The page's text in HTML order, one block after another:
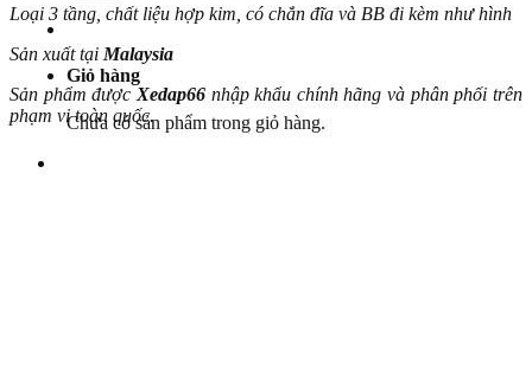
Giỏ hàng
Chưa có sản phẩm trong giỏ hàng.
Loại 3 tầng, chất liệu hợp kim, có chắn đĩa và BB đi kèm như hình
Sản xuất tạiMalaysia
Sản phẩm đượcXedap66nhập khẩu chính hãng và phân phối trên
phạm vi toàn quốc.